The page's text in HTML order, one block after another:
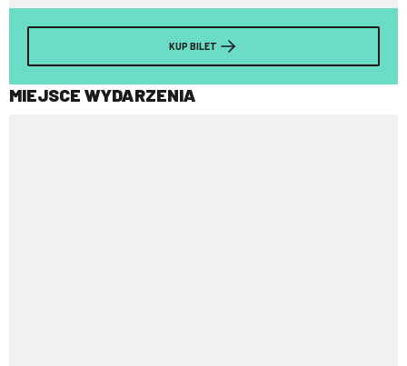
KUP BILET
MIEJSCE WYDARZENIA